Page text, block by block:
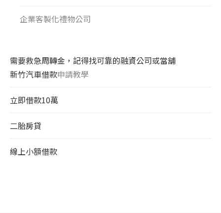
企業客製化禮物公司
需要救急周轉金，記得找可靠的融資公司或當舖
新竹汽車借款申請教學
立即借款10萬
二胎房貸
線上小額借款